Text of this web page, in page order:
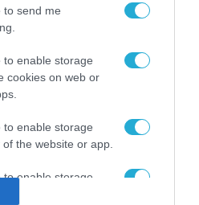
to send me
to enable storage
cookies on web or
to enable storage
the website or app.
to enable storage